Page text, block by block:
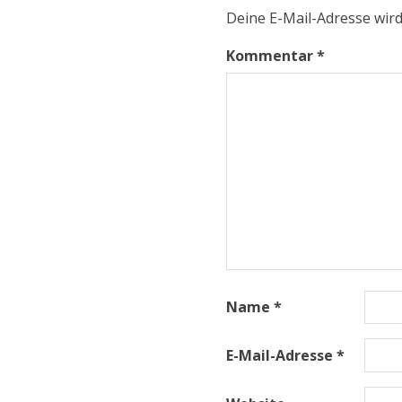
Deine E-Mail-Adresse
Kommentar*
Name *
E-Mail-Adresse *